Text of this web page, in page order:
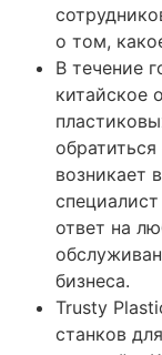
о том,
В течение
китайское
возникает
ответ на
бизнеса.
Trusty
станков